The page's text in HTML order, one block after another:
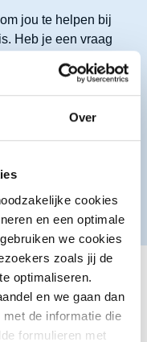
Over
cookies
en een optimale
we cookies
zoals jij de
optimaliseren.
en we gaan dan
de informatie die
formulieren met
jou te helpen bij
Heb je een vraag
via
WhatsApp.